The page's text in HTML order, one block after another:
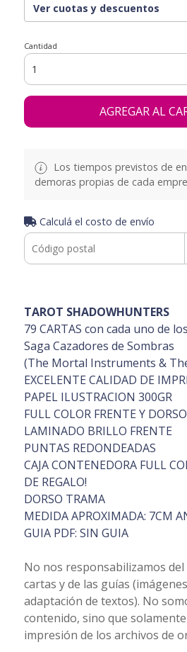
Ver cuotas y descuentos
Cantidad
AGREGAR AL
Los tiempos previstos de
demoras propias de cada
Calculá el costo de envío
TAROT SHADOWHUNTERS
79 CARTAS con cada uno de
Saga Cazadores de Sombras
(The Mortal Instruments &
EXCELENTE CALIDAD DE
PAPEL ILUSTRACION 300GR
FULL COLOR FRENTE Y DORSO
LAMINADO BRILLO FRENTE
PUNTAS REDONDEADAS
CAJA CONTENEDORA FULL
DE REGALO!
DORSO TRAMA
MEDIDA APROXIMADA: 7CM
GUIA PDF: SIN GUIA
No nos responsabilizamos
cartas y de las guías
adaptación de textos). No
contenido, sino que
impresión de los archivos de